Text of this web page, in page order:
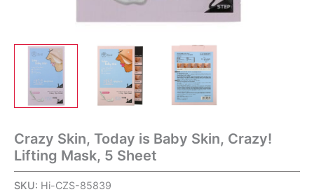
Crazy Skin, Today is Baby Skin, Crazy!
Lifting Mask, 5 Sheet
SKU: Hi-CZS-85839